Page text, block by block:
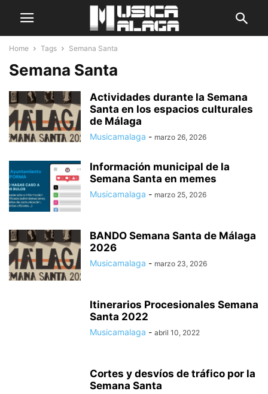
Home Tags Semana Santa
Semana Santa
Actividades durante la Semana
Santa en los espacios culturales
de Málaga
Musicamalaga - marzo 26, 2026
Información municipal de la
Semana Santa en memes
Musicamalaga - marzo 25, 2026
BANDO Semana Santa de Málaga
2026
Musicamalaga - marzo 23, 2026
Itinerarios Procesionales Semana
Santa 2022
Musicamalaga - abril 10, 2022
Cortes y desvíos de tráfico por la
Semana Santa